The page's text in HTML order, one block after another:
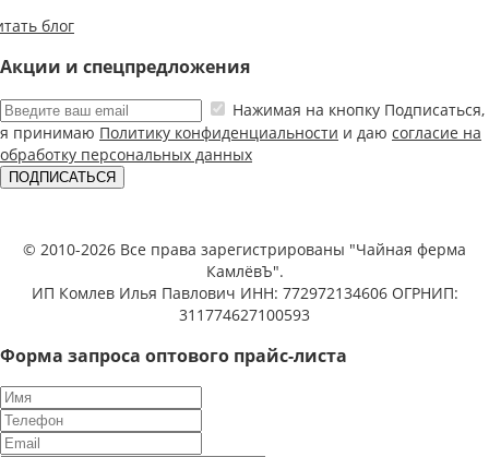
блог
Акции и спецпредложения
Нажимая на кнопку Подписаться,
я принимаю Политику конфиденциальности и даю согласие на
обработку персональных данных
ПОДПИСАТЬСЯ
© 2010-2026 Все права зарегистрированы "Чайная ферма
КамлёвЪ".
ИП Комлев Илья Павлович ИНН: 772972134606 ОГРНИП:
311774627100593
Форма запроса оптового прайс-листа